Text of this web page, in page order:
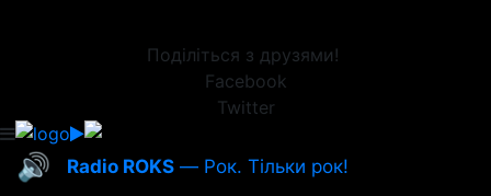
Поділіться з друзями!
Facebook
Twitter
🔊 Radio ROKS — Рок. Тільки рок!